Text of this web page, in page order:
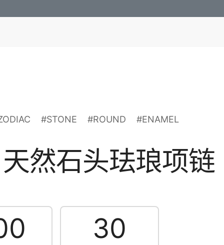
#STONE #ROUND #ENAMEL
然石头珐琅项链
30